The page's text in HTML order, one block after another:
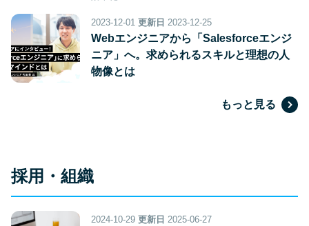
2023-12-01 更新日 2023-12-25
Webエンジニアから「Salesforceエンジ
ニア」へ。求められるスキルと理想の人
物像とは
もっと見る
採用・組織
2024-10-29 更新日 2025-06-27